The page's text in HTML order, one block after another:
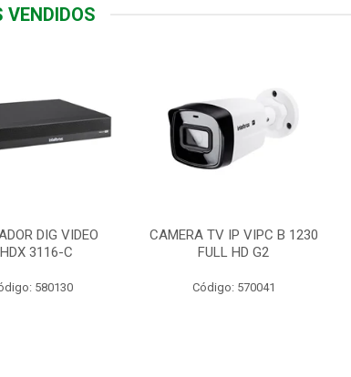
VENDIDOS
DIG VIDEO
3116-C
580130
CAMERA TV IP VIPC B 1230
FULL HD G2
Código: 570041